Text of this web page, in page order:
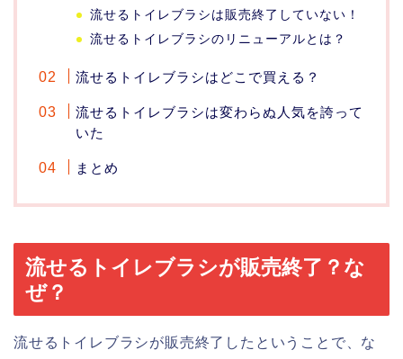
流せるトイレブラシは販売終了していない！
流せるトイレブラシのリニューアルとは？
流せるトイレブラシはどこで買える？
流せるトイレブラシは変わらぬ人気を誇って
いた
まとめ
流せるトイレブラシが販売終了？な
ぜ？
流せるトイレブラシが販売終了したということで、な